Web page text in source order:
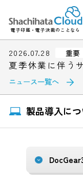
電子印鑑・電子決裁のことなら
2026.07.28 重要
夏季休業に伴う
ニュース一覧へ
製品導入に